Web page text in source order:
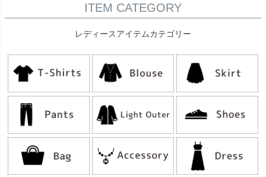
ITEM CATEGORY
レディースアイテムカテゴリー